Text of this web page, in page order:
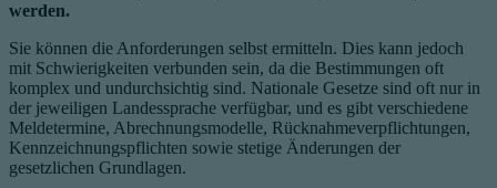
werden.
Sie können die Anforderungen selbst ermitteln. Dies kann jedoch
mit Schwierigkeiten verbunden sein, da die Bestimmungen oft
komplex und undurchsichtig sind. Nationale Gesetze sind oft nur in
der jeweiligen Landessprache verfügbar, und es gibt verschiedene
Meldetermine, Abrechnungsmodelle, Rücknahmeverpflichtungen,
Kennzeichnungspflichten sowie stetige Änderungen der
gesetzlichen Grundlagen.